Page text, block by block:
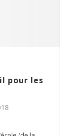
pour les